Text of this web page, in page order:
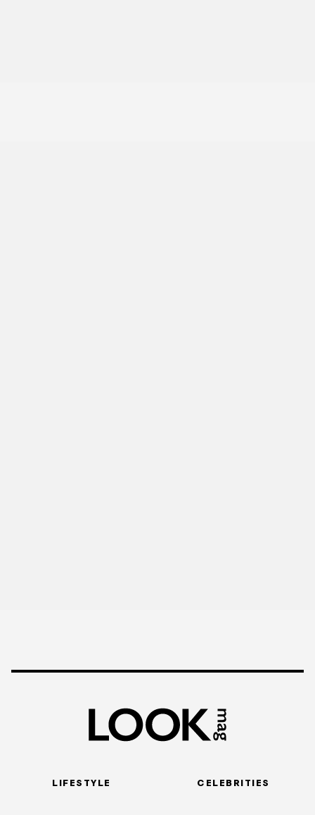
LIFESTYLE CELEBRITIES